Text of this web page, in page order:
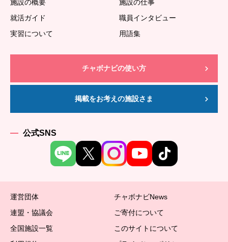
施設の概要
施設の仕事
就活ガイド
職員インタビュー
実習について
用語集
チャボナビの使い方
掲載をお考えの施設さま
公式SNS
運営団体
チャボナビNews
連盟・協議会
ご寄付について
全国施設一覧
このサイトについて